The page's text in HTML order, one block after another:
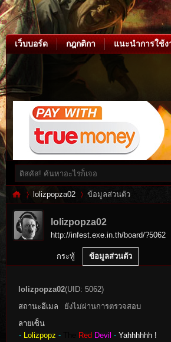
เว็บบอร์ด กฎกติกา แนะนำการใช้ง
lolizpopza02 ข้อมูลส่วนตัว
lolizpopza02
http://infest.exe.in.th/board/?5062
กระทู้ ข้อมูลส่วนตัว
lolizpopza02(UID: 5062)
สถานะอีเมล
ยังไม่ผ่านการตรวจสอบ
ลายเซ็น
- Lolizpopz - Red Devil - Yahhhhhh !